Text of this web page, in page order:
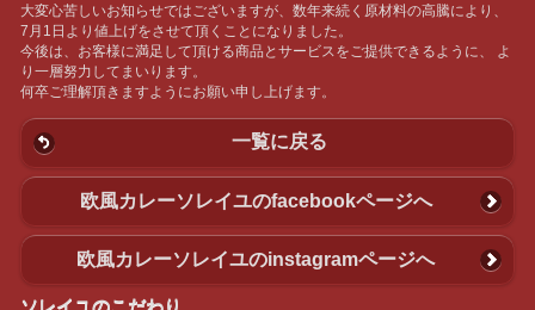
大変心苦しいお知らせではございますが、数年来続く原材料の高騰により、
7月1日より値上げをさせて頂くことになりました。
今後は、お客様に満足して頂ける商品とサービスをご提供できるように、 よ
り一層努力してまいります。
何卒ご理解頂きますようにお願い申し上げます。
一覧に戻る
欧風カレーソレイユのfacebookページへ
欧風カレーソレイユのinstagramページへ